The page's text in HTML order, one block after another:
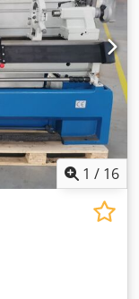
1 / 16